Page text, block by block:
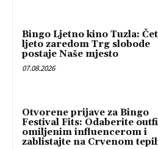
Bingo Ljetno kino Tuzla:
ljeto zaredom Trg slobode
postaje Naše mjesto
07.08.2026
Otvorene prijave za Bingo
Festival Fits: Odaberite
omiljenim influencerom i
zablistajte na Crvenom